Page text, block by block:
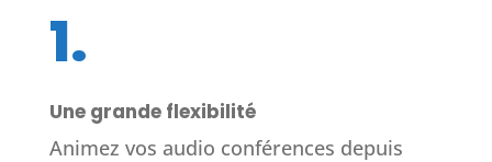
1.
Une grande flexibilité
Animez vos audio conférences depuis